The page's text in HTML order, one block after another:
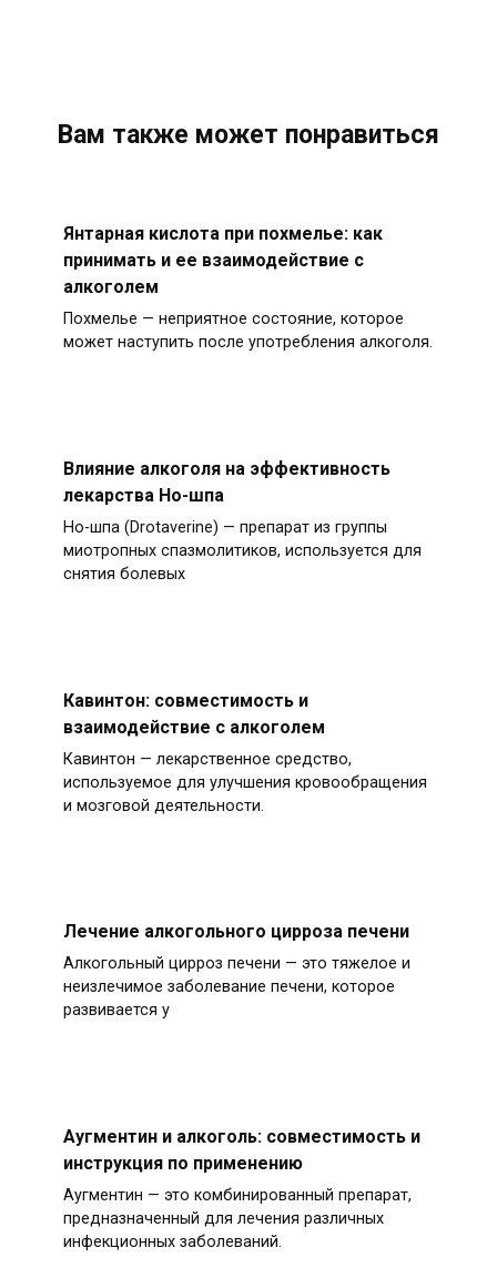
Вам также может понравиться
Янтарная кислота при похмелье: как
принимать и ее взаимодействие с
алкоголем
Похмелье — неприятное состояние, которое
может наступить после употребления алкоголя.
Влияние алкоголя на эффективность
лекарства Но-шпа
Но-шпа (Drotaverine) — препарат из группы
миотропных спазмолитиков, используется для
снятия болевых
Кавинтон: совместимость и
взаимодействие с алкоголем
Кавинтон — лекарственное средство,
используемое для улучшения кровообращения
и мозговой деятельности.
Лечение алкогольного цирроза печени
Алкогольный цирроз печени — это тяжелое и
неизлечимое заболевание печени, которое
развивается у
Аугментин и алкоголь: совместимость и
инструкция по применению
Аугментин — это комбинированный препарат,
предназначенный для лечения различных
инфекционных заболеваний.